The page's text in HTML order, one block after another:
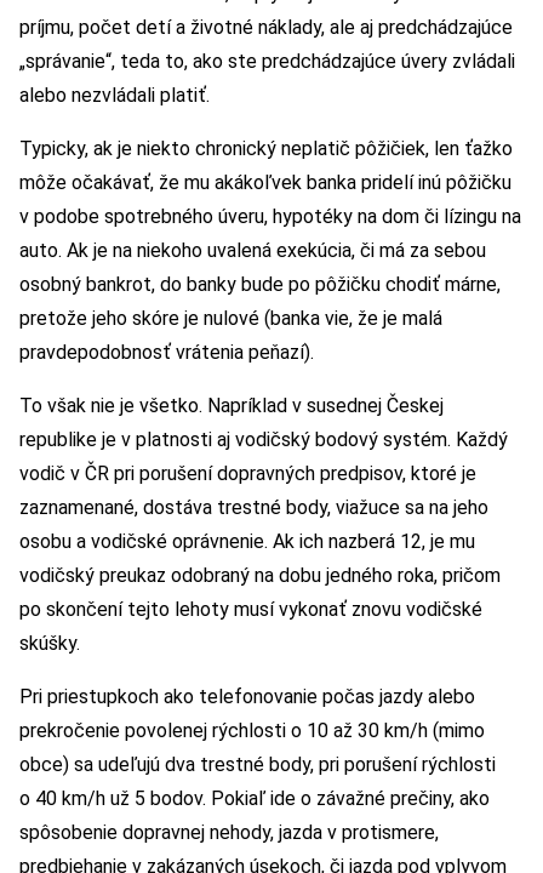
príjmu, počet detí a životné náklady, ale aj predchádzajúce
„správanie“, teda to, ako ste predchádzajúce úvery zvládali
alebo nezvládali platiť.
Typicky, ak je niekto chronický neplatič pôžičiek, len ťažko
môže očakávať, že mu akákoľvek banka pridelí inú pôžičku
v podobe spotrebného úveru, hypotéky na dom či lízingu na
auto. Ak je na niekoho uvalená exekúcia, či má za sebou
osobný bankrot, do banky bude po pôžičku chodiť márne,
pretože jeho skóre je nulové (banka vie, že je malá
pravdepodobnosť vrátenia peňazí).
To však nie je všetko. Napríklad v susednej Českej
republike je v platnosti aj vodičský bodový systém. Každý
vodič v ČR pri porušení dopravných predpisov, ktoré je
zaznamenané, dostáva trestné body, viažuce sa na jeho
osobu a vodičské oprávnenie. Ak ich nazberá 12, je mu
vodičský preukaz odobraný na dobu jedného roka, pričom
po skončení tejto lehoty musí vykonať znovu vodičské
skúšky.
Pri priestupkoch ako telefonovanie počas jazdy alebo
prekročenie povolenej rýchlosti o 10 až 30 km/h (mimo
obce) sa udeľujú dva trestné body, pri porušení rýchlosti
o 40 km/h už 5 bodov. Pokiaľ ide o závažné prečiny, ako
spôsobenie dopravnej nehody, jazda v protismere,
predbiehanie v zakázaných úsekoch, či jazda pod vplyvom